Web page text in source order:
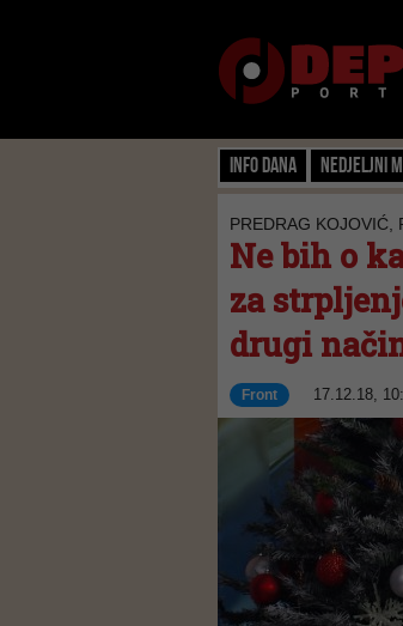
Info dana Nedjeljni
PREDRAG KOJOVIĆ,
Ne bih o
za
drugi
Front 17.12.18,